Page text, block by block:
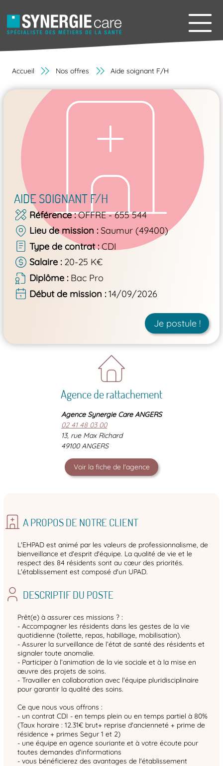
Accueil Nos offres Aide soignant F/H
AIDE SOIGNANT F/H
Référence OFFRE - 655 544
Lieu de mission
Saumur (49400)
Type de contrat CDI
Salaire
20-25 K€
Diplôme
Bac Pro
Début de mission
14/09/2026
Je postule !
Agence de rattachement
Agence Synergie Care ANGERS
02 41 48 03 00
13, rue Max Richard
49100 ANGERS
Voir la fiche de l'agence
A PROPOS DE NOTRE CLIENT
L'EHPAD est animé par les valeurs de professionnalisme, de
bienveillance et d'esprit d'équipe. La qualité de vie et le
respect des 84 résidents sont au cœur des priorités.
L'établissement est composé d'un UPAD.
DESCRIPTIF DU POSTE
Prêt(e) à assurer ces missions ? :
- Accompagner les résidents dans les gestes de la vie
quotidienne (toilette, repas, habillage, mobilisation).
- Assurer la surveillance de l’état de santé des résidents et
signaler toute anomalie.
- Participer à l’animation de la vie sociale et à la mise en
œuvre des projets de soins.
- Travailler en collaboration avec l'équipe pluridisciplinaire
pour garantir la qualité des soins.
Ce que nous vous offrons :
- un contrat CDI - en temps plein ou en temps partiel à 80%
(Taux horaire : 12.31€ brut+ reprise d'ancienneté + prime de
résidence + primes Segur 1 et 2)
- une équipe en agence souriante et à votre écoute pour
toutes demandes d'informations
- vous bénéficierez des avantages de l'établissement